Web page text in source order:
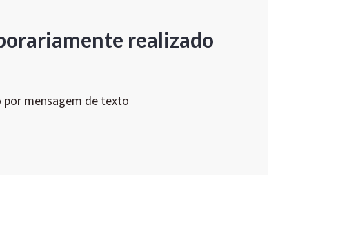
realizado
por mensagem de texto